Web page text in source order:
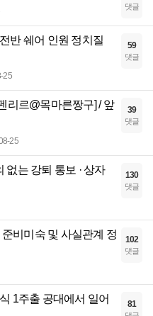
댓글
반 쉐어 인원 정치질
25
59
댓글
리르@목마른짱구] / 앞
25
39
댓글
없는 강퇴 통보 · 상자
130
댓글
비미숙 및 사실관계 정
102
댓글
1주출 공대에서 일어
81